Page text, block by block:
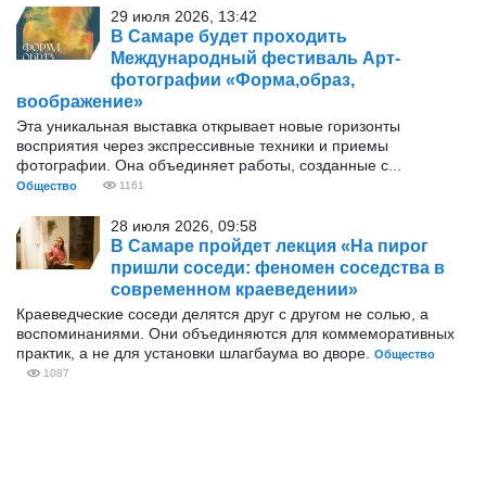
29 июля 2026, 13:42
В Самаре будет проходить
Международный фестиваль Арт-
фотографии «Форма,образ,
воображение»
Эта уникальная выставка открывает новые горизонты
восприятия через экспрессивные техники и приемы
фотографии. Она объединяет работы, созданные с...
Общество 1161
28 июля 2026, 09:58
В Самаре пройдет лекция «На пирог
пришли соседи: феномен соседства в
современном краеведении»
Краеведческие соседи делятся друг с другом не солью, а
воспоминаниями. Они объединяются для коммеморативных
практик, а не для установки шлагбаума во дворе.
Общество
1087